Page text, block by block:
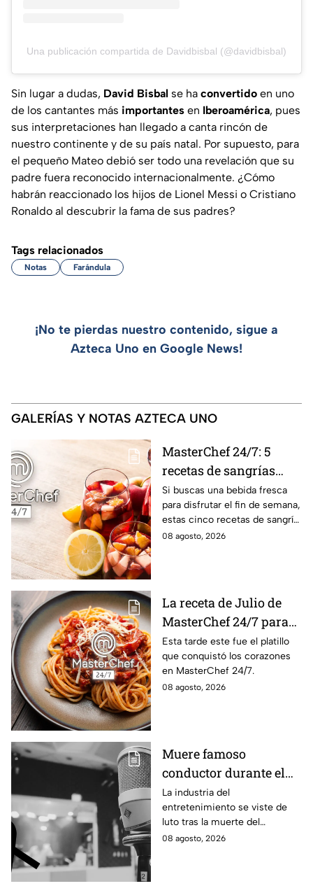
Una publicación compartida de Davidbisbal (@davidbisbal)
Sin lugar a dudas, David Bisbal se ha convertido en uno
de los cantantes más importantes en Iberoamérica, pues
sus interpretaciones han llegado a canta rincón de
nuestro continente y de su país natal. Por supuesto, para
el pequeño Mateo debió ser todo una revelación que su
padre fuera reconocido internacionalmente. ¿Cómo
habrán reaccionado los hijos de Lionel Messi o Cristiano
Ronaldo al descubrir la fama de sus padres?
Tags relacionados
Notas Farándula
¡No te pierdas nuestro contenido, sigue a
Azteca Uno en Google News!
GALERÍAS Y NOTAS AZTECA UNO
MasterChef 24/7: 5
recetas de sangrías
refrescantes y
deliciosas para el fin de
semana
Si buscas una bebida fresca
para disfrutar el fin de semana,
estas cinco recetas de sangría
son una opción sencilla, frutal
08 agosto, 2026
La receta de Julio de
MasterChef 24/7 para
preparar un espagueti
cremoso
Esta tarde este fue el platillo
que conquistó los corazones
en MasterChef 24/7.
08 agosto, 2026
Muere famoso
conductor durante el
estreno de su programa
en vivo; así fueron sus
últimos momentos al
aire
La industria del
entretenimiento se viste de
luto tras la muerte del
conductor Pablo Balario, quien
08 agosto, 2026